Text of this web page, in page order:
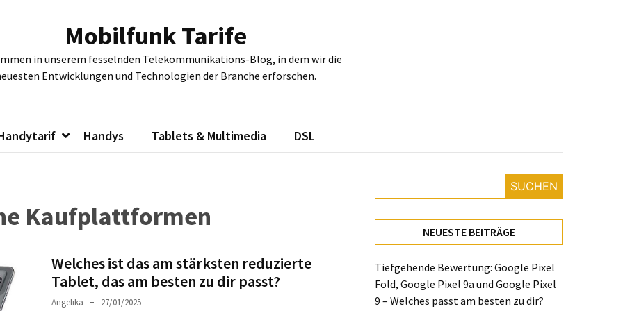
Mobilfunk Tarife
in unserem fesselnden Telekommunikations-Blog, in dem wir die
Entwicklungen und Technologien der Branche erforschen.
Handys Tablets & Multimedia DSL
Kaufplattformen
Welches ist das am stärksten reduzierte
Tablet, das am besten zu dir passt?
Angelika 27/01/2025
SUCHEN
NEUESTE BEITRÄGE
Tiefgehende Bewertung: Google Pixel
Fold, Google Pixel 9a und Google Pixel
9 – Welches passt am besten zu dir?